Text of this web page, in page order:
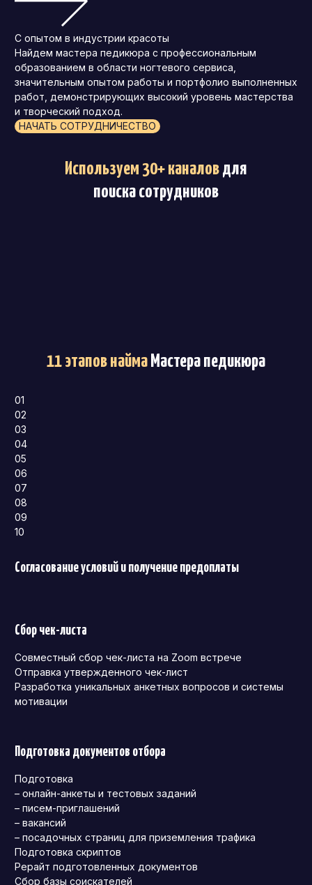
С опытом в индустрии красоты
Найдем мастера педикюра с профессиональным
образованием в области ногтевого сервиса,
значительным опытом работы и портфолио выполненных
работ, демонстрирующих высокий уровень мастерства
и творческий подход.
НАЧАТЬ СОТРУДНИЧЕСТВО
Используем 30+ каналовдля
поиска сотрудников
11 этапов найма Мастера педикюра
01
02
03
04
05
06
07
08
09
10
Согласование условий и получение предоплаты
Сбор чек-листа
Совместный сбор чек-листа на Zoom встрече
Отправка утвержденного чек-лист
Разработка уникальных анкетных вопросов и системы
мотивации
Подготовка документов отбора
Подготовка
– онлайн-анкеты и тестовых заданий
– писем-приглашений
– вакансий
– посадочных страниц для приземления трафика
Подготовка скриптов
Рерайт подготовленных документов
Сбор базы соискателей